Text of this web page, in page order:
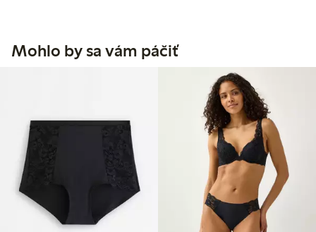
Mohlo by sa vám páčiť